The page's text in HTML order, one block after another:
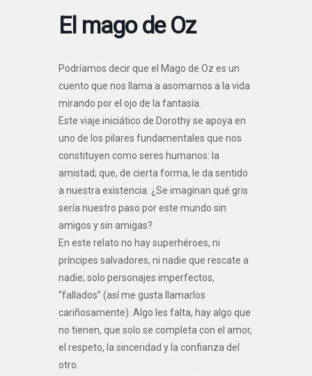
El mago de Oz
Podríamos decir que el Mago de Oz es un
cuento que nos llama a asomarnos a la vida
mirando por el ojo de la fantasía.
Este viaje iniciático de Dorothy se apoya en
uno de los pilares fundamentales que nos
constituyen como seres humanos: la
amistad; que, de cierta forma, le da sentido
a nuestra existencia. ¿Se imaginan qué gris
sería nuestro paso por este mundo sin
amigos y sin amigas?
En este relato no hay superhéroes, ni
príncipes salvadores, ni nadie que rescate a
nadie; solo personajes imperfectos,
“fallados” (así me gusta llamarlos
cariñosamente). Algo les falta, hay algo que
no tienen, que solo se completa con el amor,
el respeto, la sinceridad y la confianza del
otro.